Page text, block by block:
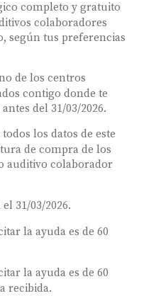
completo y gratuito
colaboradores
según tus preferencias
de los centros
contigo donde te
del 31/03/2026.
los datos de este
de compra de los
auditivo colaborador
31/03/2026.
la ayuda es de 60
la ayuda es de 60
recibida.